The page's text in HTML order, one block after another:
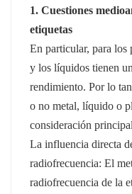
1. Cuestiones
etiquetas
En particular, para
y los líquidos tienen
rendimiento. Por lo
o no metal, líquido o
consideración
La influencia directa
radiofrecuencia: El
radiofrecuencia de la